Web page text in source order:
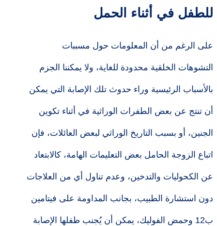
للطفل في أثناء الحمل
على الرغم من أن المعلومات حول مسببات
التشوهات الخلقية محدودة للغاية، ولا يمكننا الجزم
بالأسباب الرئيسية وراء حدوث تلك الإصابة التي يمكن
أن تنتج عن بعض الطفرات الوراثية في أثناء تكوين
الجنين، أو بسبب التاريخ الوراثي لبعض العائلات، فإن
اتباع الزوجة الحامل بعض التعليمات الهامة، كالابتعاد
عن الكحوليات والتدخين، وعدم تناول أي من العلاجات
دون استشارة الطبيب، بجانب المداومة على فيتامين
ب12 وحمض الفوليك، يمكن أن يُجنب طفلها الإصابة